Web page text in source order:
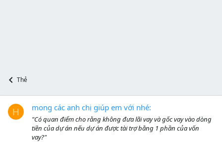
Thẻ
H mong các anh chị giúp em với nhé:
"Có quan điểm cho rằng không đưa lãi vay và gốc vay vào dòng
tiền của dự án nếu dự án được tài trợ bằng 1 phần của vốn
vay?"